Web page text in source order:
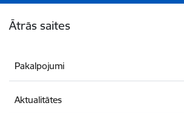
Ātrās saites
Pakalpojumi
Aktualitātes